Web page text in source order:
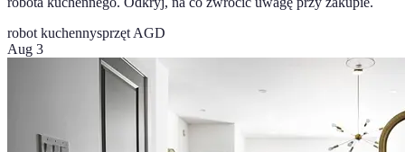
robot kuchennysprzęt AGD
Aug 3